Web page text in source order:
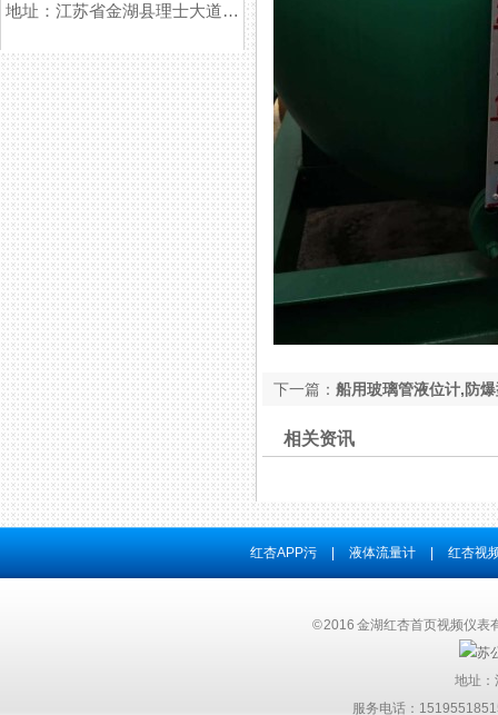
地址：江苏省金湖县理士大道61号
下一篇： 船用玻璃管液位计,防
相关资讯
红杏APP污 液体流量计 红杏视
© 2016 金湖红杏首页视频仪
苏
地址：
服务电话：